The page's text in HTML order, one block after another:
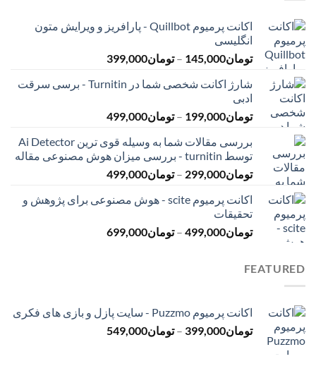
اکانت پرمیوم Quillbot - پارافریز و ویرایش متون
انگلیسی
تومان145,000
– تومان399,000
تومان145,000
تومان399,000
شارژ اکانت شخصی شما در Turnitin - برسی سرقت
ادبی
تومان199,000
– تومان499,000محدوده
تومان199,000
تا
تومان499,000
بررسی مقالات شما به وسیله قوی ترین Ai Detector
توسط turnitin - بررسی میزان هوش مصنوعی مقاله
تومان299,000
– تومان499,000محدوده
تومان299,000
تومان499,000
اکانت پرمیوم scite - هوش مصنوعی برای پژوهش و
تحقیقات
تومان499,000
– تومان699,000محدوده
FEATURED
اکانت پرمیوم Puzzmo - سایت پازل و بازی های فکری
تومان399,000
– تومان549,000